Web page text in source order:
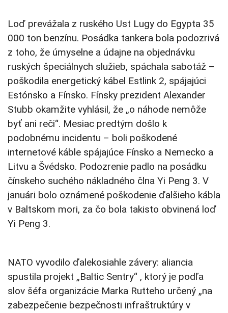
Loď prevážala z ruského Ust Lugy do Egypta 35
000 ton benzínu. Posádka tankera bola podozrivá
z toho, že úmyselne a údajne na objednávku
ruských špeciálnych služieb, spáchala sabotáž –
poškodila energetický kábel Estlink 2, spájajúci
Estónsko a Fínsko. Fínsky prezident Alexander
Stubb okamžite vyhlásil, že „o náhode nemôže
byť ani reči“. Mesiac predtým došlo k
podobnému incidentu – boli poškodené
internetové káble spájajúce Fínsko a Nemecko a
Litvu a Švédsko. Podozrenie padlo na posádku
čínskeho suchého nákladného člna Yi Peng 3. V
januári bolo oznámené poškodenie ďalšieho kábla
v Baltskom mori, za čo bola takisto obvinená loď
Yi Peng 3.
NATO vyvodilo ďalekosiahle závery: aliancia
spustila projekt „Baltic Sentry“ , ktorý je podľa
slov šéfa organizácie Marka Rutteho určený „na
zabezpečenie bezpečnosti infraštruktúry v